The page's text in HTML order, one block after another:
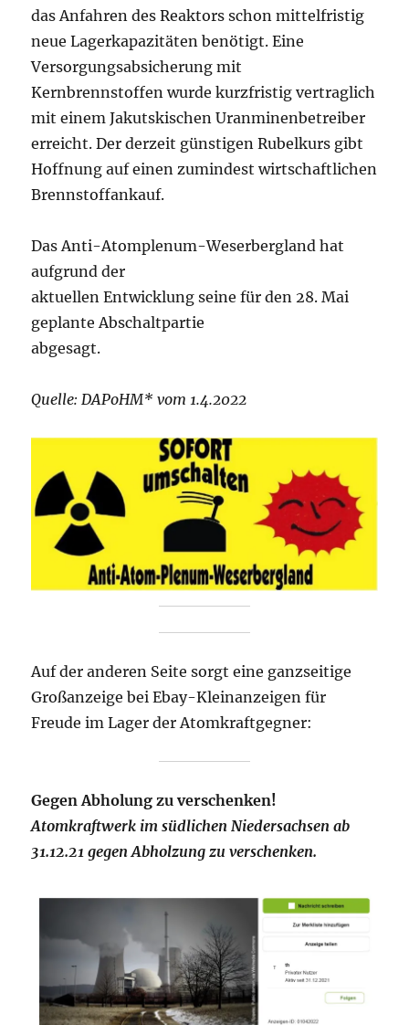
das Anfahren des Reaktors schon mittelfristig
neue Lagerkapazitäten benötigt. Eine
Versorgungsabsicherung mit
Kernbrennstoffen wurde kurzfristig vertraglich
mit einem Jakutskischen Uranminenbetreiber
erreicht. Der derzeit günstigen Rubelkurs gibt
Hoffnung auf einen zumindest wirtschaftlichen
Brennstoffankauf.
Das Anti-Atomplenum-Weserbergland hat
aufgrund der
aktuellen Entwicklung seine für den 28. Mai
geplante Abschaltpartie
abgesagt.
Quelle: DAPoHM* vom 1.4.2022
Auf der anderen Seite sorgt eine ganzseitige
Großanzeige bei Ebay-Kleinanzeigen für
Freude im Lager der Atomkraftgegner:
Gegen Abholung zu verschenken!
Atomkraftwerk im südlichen Niedersachsen ab
31.12.21 gegen Abholzung zu verschenken.